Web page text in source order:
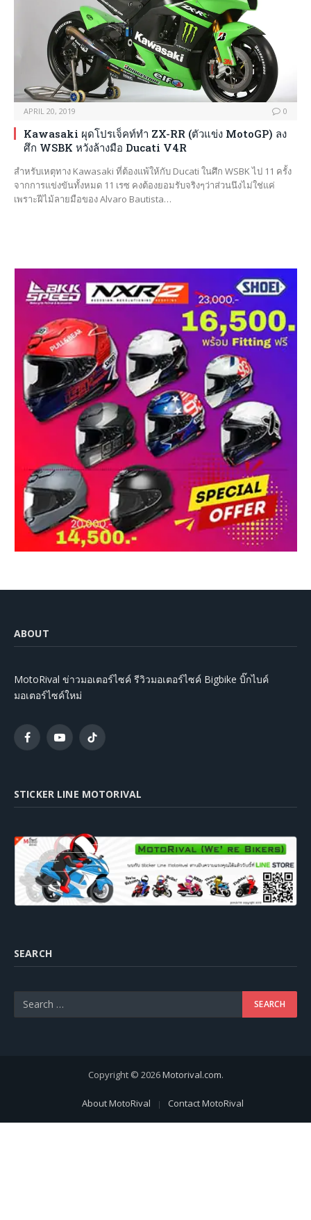
APRIL 20, 2019 0
Kawasaki ผุดโปรเจ็คท์ทำ ZX-RR (ตัวแข่ง MotoGP) ลง
ศึก WSBK หวังล้างมือ Ducati V4R
สำหรับเหตุทาง Kawasaki ที่ต้องแพ้ให้กับ Ducati ในศึก WSBK ไป 11 ครั้ง
จากการแข่งขันทั้งหมด 11 เรซ คงต้องยอมรับจริงๆว่าส่วนนึงไม่ใช่แค่
เพราะฝีไม้ลายมือของ Alvaro Bautista…
ABOUT
MotoRival ข่าวมอเตอร์ไซค์ รีวิวมอเตอร์ไซค์ Bigbike บิ๊กไบค์
มอเตอร์ไซค์ใหม่
FacebookYouTubeTikTok
STICKER LINE MOTORIVAL
SEARCH
Copyright © 2026Motorival.com.
About MotoRival Contact MotoRival